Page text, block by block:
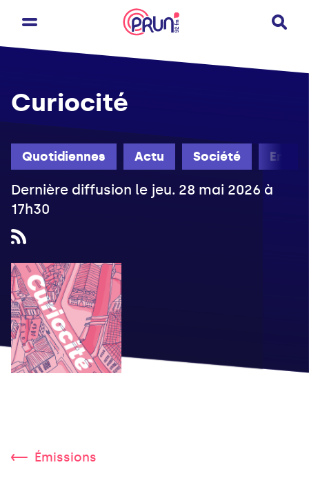
Quotidiennes Actu Société
Curiocité
Dernière diffusion le jeu. 28 mai 2026 à
17h30
Émissions